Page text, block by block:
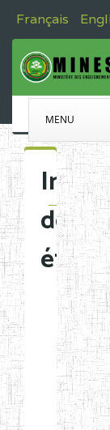
Français
MENU
des